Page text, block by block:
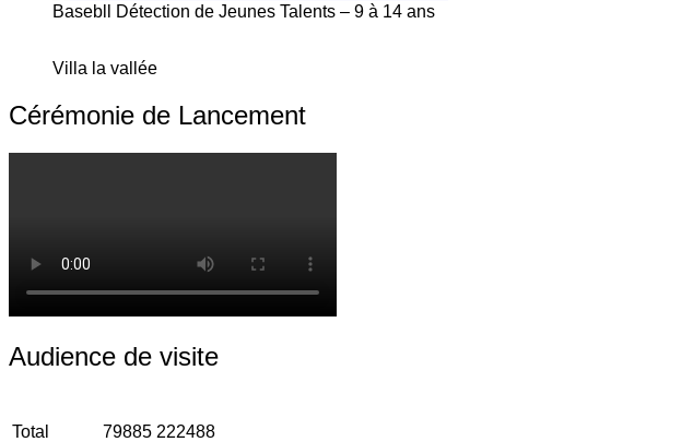
Basebll Détection de Jeunes Talents – 9 à 14 ans
Villa la vallée
Cérémonie de Lancement
Audience de visite
Total 79885 222488